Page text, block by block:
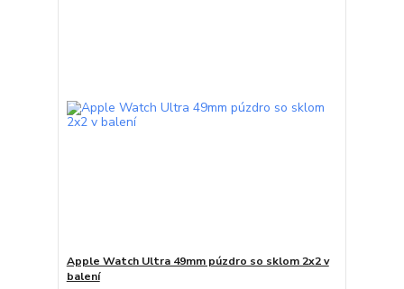
Apple Watch Ultra 49mm púzdro so sklom 2x2 v
balení